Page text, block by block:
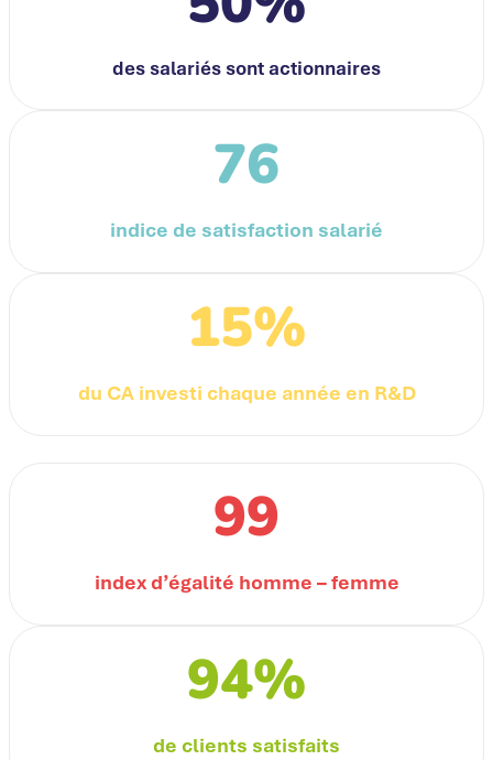
des salariés sont actionnaires
76
indice de satisfaction salarié
15%
du CA investi chaque année en R&D
99
index d’égalité homme – femme
94%
de clients satisfaits